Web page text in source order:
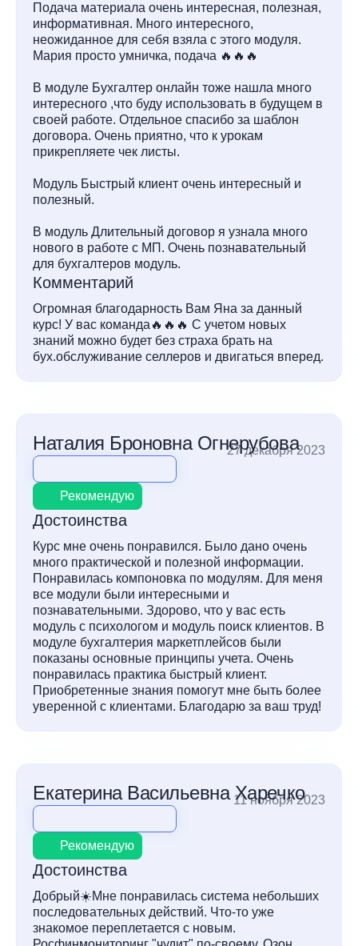
Подача материала очень интересная, полезная,
информативная. Много интересного,
неожиданное для себя взяла с этого модуля.
Мария просто умничка, подача 🔥🔥🔥
В модуле Бухгалтер онлайн тоже нашла много
интересного ,что буду использовать в будущем в
своей работе. Отдельное спасибо за шаблон
договора. Очень приятно, что к урокам
прикрепляете чек листы.
Модуль Быстрый клиент очень интересный и
полезный.
В модуль Длительный договор я узнала много
нового в работе с МП. Очень познавательный
для бухгалтеров модуль.
Комментарий
Огромная благодарность Вам Яна за данный
курс! У вас команда🔥🔥🔥 С учетом новых
знаний можно будет без страха брать на
бух.обслуживание селлеров и двигаться вперед.
Наталия Броновна Огнерубова
27 декабря 2023
Рекомендую
Достоинства
Курс мне очень понравился. Было дано очень
много практической и полезной информации.
Понравилась компоновка по модулям. Для меня
все модули были интересными и
познавательными. Здорово, что у вас есть
модуль с психологом и модуль поиск клиентов. В
модуле бухгалтерия маркетплейсов были
показаны основные принципы учета. Очень
понравилась практика быстрый клиент.
Приобретенные знания помогут мне быть более
уверенной с клиентами. Благодарю за ваш труд!
Екатерина Васильевна Харечко
11 ноября 2023
Рекомендую
Достоинства
Добрый☀️Мне понравилась система небольших
последовательных действий. Что-то уже
знакомое переплетается с новым.